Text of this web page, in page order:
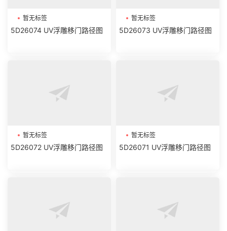
暂无标签
5D26074 UV浮雕移门路径图
暂无标签
5D26073 UV浮雕移门路径图
暂无标签
5D26072 UV浮雕移门路径图
暂无标签
5D26071 UV浮雕移门路径图